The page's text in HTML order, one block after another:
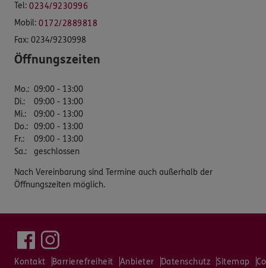
Tel: 0234/9230996
Mobil: 0172/2889818
Fax: 0234/9230998
Öffnungszeiten
Mo.: 09:00 - 13:00
Di.:
09:00 - 13:00
Mi.:
09:00 - 13:00
Do.: 09:00 - 13:00
Fr.:
09:00 - 13:00
Sa.: geschlossen
Nach Vereinbarung sind Termine auch außerhalb der
Öffnungszeiten möglich.
Kontakt Barrierefreiheit Anbieter Datenschutz Sitemap